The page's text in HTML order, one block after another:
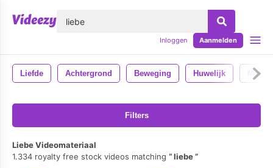
Inloggen Aanmelden
Liefde Achtergrond Beweging Huwelijk Man
Filters
Liebe Videomateriaal
1.334 royalty free stock videos matching
liebe